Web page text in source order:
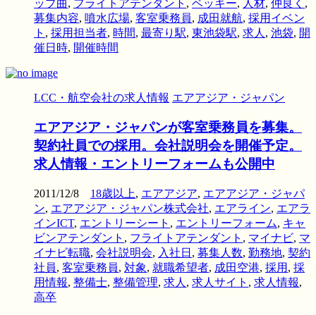
ップ曲, フライトアテンダント , ベッキー, 人材, 仲良く ,
募集内容, 噴水広場, 客室乗務員, 成田就航, 採用イベン
ト , 採用担当者, 時間, 最寄り駅, 東池袋駅, 求人 , 池袋, 開
催日時, 開催時間
LCC・航空会社の求人情報 エアアジア・ジャパン
エアアジア・ジャパンが客室乗務員を募集。
契約社員での採用。会社説明会を開催予定。
求人情報・エントリーフォームも公開中
2011/12/8 18歳以上, エアアジア, エアアジア・ジャパ
ン, エアアジア・ジャパン株式会社, エアライン, エアラ
インICT, エントリーシート , エントリーフォーム, キャ
ビンアテンダント , フライトアテンダント , マイナビ, マ
イナビ転職, 会社説明会, 入社日 , 募集人数, 勤務地, 契約
社員, 客室乗務員, 対象, 就職希望者, 成田空港, 採用 , 採
用情報, 整備士, 整備管理, 求人 , 求人サイト , 求人情報,
高卒